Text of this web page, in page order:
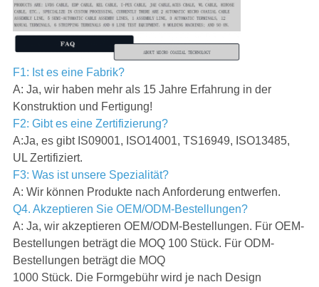
F1: Ist es eine Fabrik?
A: Ja, wir haben mehr als 15 Jahre Erfahrung in der
Konstruktion und Fertigung!
F2: Gibt es eine Zertifizierung?
A:Ja, es gibt IS09001, ISO14001, TS16949, ISO13485,
UL Zertifiziert.
F3: Was ist unsere Spezialität?
A: Wir können Produkte nach Anforderung entwerfen.
Q4. Akzeptieren Sie OEM/ODM-Bestellungen?
A: Ja, wir akzeptieren OEM/ODM-Bestellungen. Für OEM-
Bestellungen beträgt die MOQ 100 Stück. Für ODM-
Bestellungen beträgt die MOQ
1000 Stück. Die Formgebühr wird je nach Design